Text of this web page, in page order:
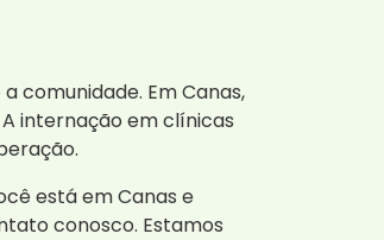
comunidade. Em Canas,
internação em clínicas
está em Canas e
conosco. Estamos